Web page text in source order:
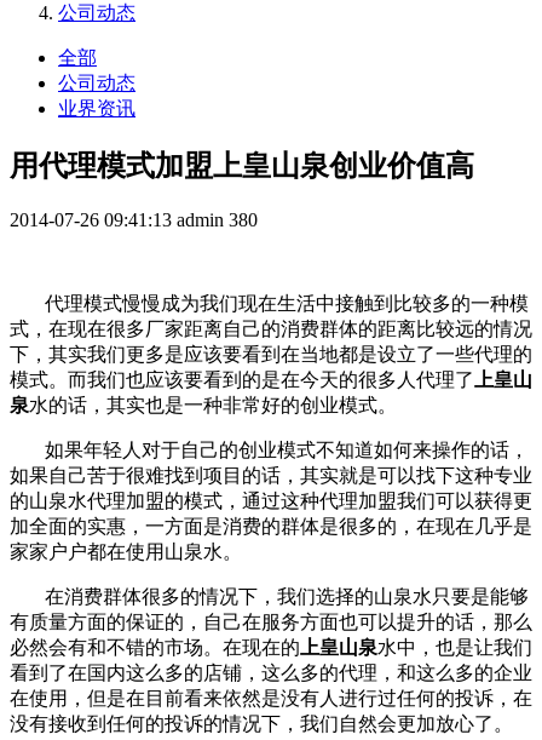
公司动态
全部
公司动态
业界资讯
用代理模式加盟上皇山泉创业价值高
2014-07-26 09:41:13 admin 380
代理模式慢慢成为我们现在生活中接触到比较多的一种模
式，在现在很多厂家距离自己的消费群体的距离比较远的情况
下，其实我们更多是应该要看到在当地都是设立了一些代理的
模式。而我们也应该要看到的是在今天的很多人代理了
上皇山
泉水的话，其实也是一种非常好的创业模式。
如果年轻人对于自己的创业模式不知道如何来操作的话，
如果自己苦于很难找到项目的话，其实就是可以找下这种专业
的山泉水代理加盟的模式，通过这种代理加盟我们可以获得更
加全面的实惠，一方面是消费的群体是很多的，在现在几乎是
家家户户都在使用山泉水。
在消费群体很多的情况下，我们选择的山泉水只要是能够
有质量方面的保证的，自己在服务方面也可以提升的话，那么
必然会有和不错的市场。在现在的 上皇山泉水中，也是让我们
看到了在国内这么多的店铺，这么多的代理，和这么多的企业
在使用，但是在目前看来依然是没有人进行过任何的投诉，在
没有接收到任何的投诉的情况下，我们自然会更加放心了。